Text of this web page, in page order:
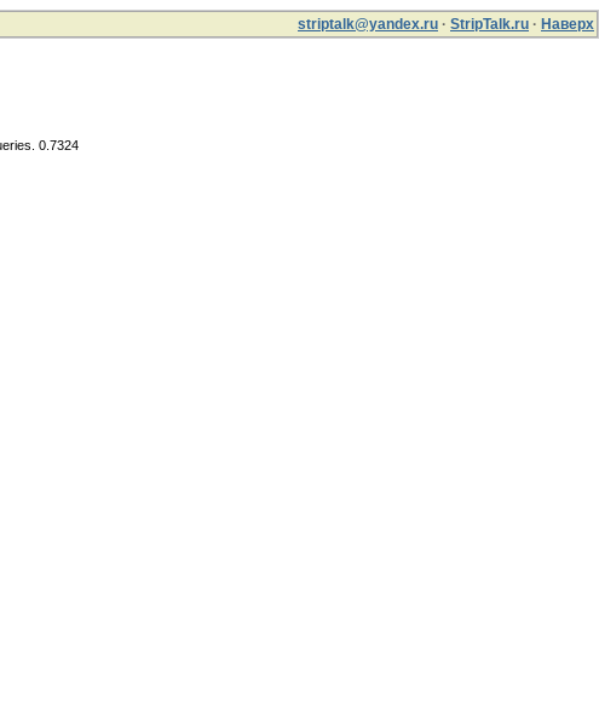
striptalk@yandex.ru · StripTalk.ru · Наверх
0.7324